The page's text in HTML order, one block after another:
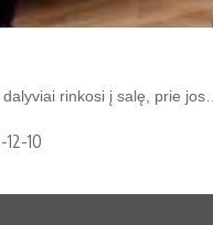
rin­ko­si į sa­lę, prie jos…
12-10